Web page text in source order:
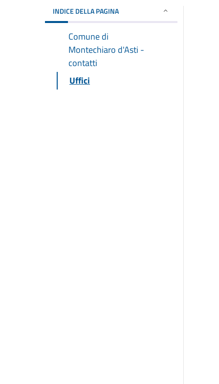
INDICE DELLA PAGINA
Comune di
Montechiaro d'Asti -
contatti
Uffici